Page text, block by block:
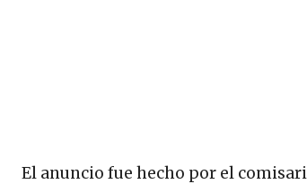
El anuncio fue hecho por el